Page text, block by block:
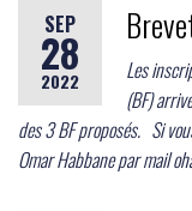
SEP
28
2022
Les
(BF)
des 3 BF proposés. Si
Omar Habbane par mail